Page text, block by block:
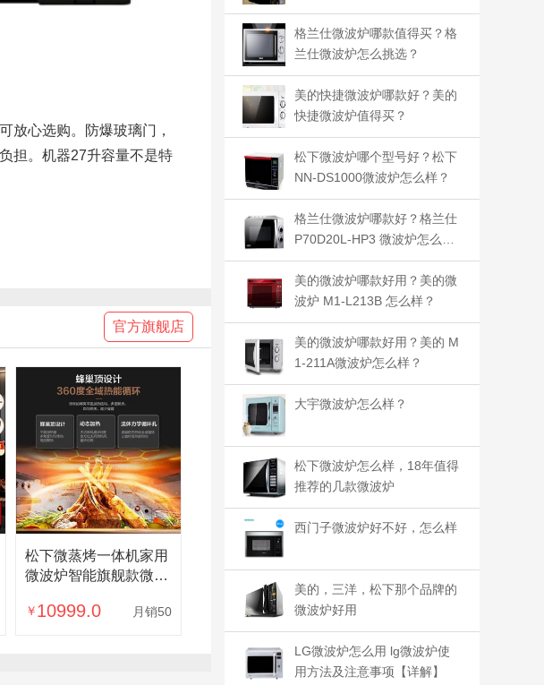
放心选购。防爆玻璃门，
担。机器27升容量不是特
官方旗舰店
松下微蒸烤一体机家用
微波炉智能旗舰款微蒸
CS3000
￥10999.0 月销50
格兰仕微波炉哪款值得买？格
兰仕微波炉怎么挑选？
美的快捷微波炉哪款好？美的
快捷微波炉值得买？
松下微波炉哪个型号好？松下
NN-DS1000微波炉怎么样？
格兰仕微波炉哪款好？格兰仕
P70D20L-HP3 微波炉怎么
样？
美的微波炉哪款好用？美的微
波炉 M1-L213B 怎么样？
美的微波炉哪款好用？美的 M
1-211A微波炉怎么样？
大宇微波炉怎么样？
松下微波炉怎么样，18年值得
推荐的几款微波炉
西门子微波炉好不好，怎么样
美的，三洋，松下那个品牌的
微波炉好用
LG微波炉怎么用 lg微波炉使
用方法及注意事项【详解】